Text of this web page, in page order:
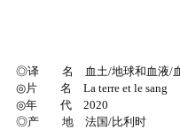
◎译 名 血土/地球和血液/血
◎片 名 La terre et le sang
◎年 代 2020
◎产 地 法国/比利时